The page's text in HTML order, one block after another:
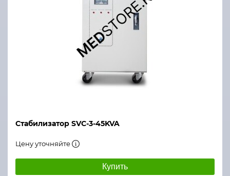
Стабилизатор SVC-3-45KVA
Цену уточняйте
Купить